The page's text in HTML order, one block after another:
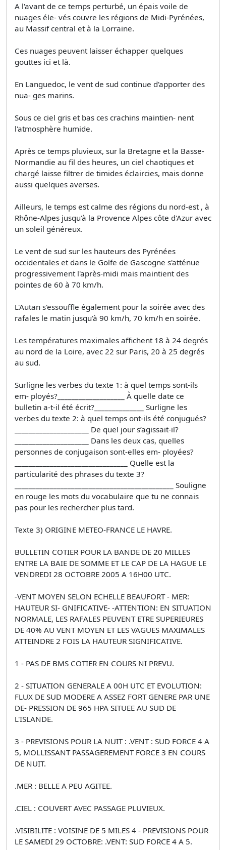
A l'avant de ce temps perturbé, un épais voile de
nuages éle- vés couvre les régions de Midi-Pyrénées,
au Massif central et à la Lorraine.
Ces nuages peuvent laisser échapper quelques
gouttes ici et là.
En Languedoc, le vent de sud continue d'apporter des
nua- ges marins.
Sous ce ciel gris et bas ces crachins maintien- nent
l'atmosphère humide.
Après ce temps pluvieux, sur la Bretagne et la Basse-
Normandie au fil des heures, un ciel chaotiques et
chargé laisse filtrer de timides éclaircies, mais donne
aussi quelques averses.
Ailleurs, le temps est calme des régions du nord-est , à
Rhône-Alpes jusqu'à la Provence Alpes côte d'Azur avec
un soleil généreux.
Le vent de sud sur les hauteurs des Pyrénées
occidentales et dans le Golfe de Gascogne s'atténue
progressivement l'après-midi mais maintient des
pointes de 60 à 70 km/h.
L'Autan s'essouffle également pour la soirée avec des
rafales le matin jusqu'à 90 km/h, 70 km/h en soirée.
Les températures maximales affichent 18 à 24 degrés
au nord de la Loire, avec 22 sur Paris, 20 à 25 degrés
au sud.
Surligne les verbes du texte 1: à quel temps sont-ils
em- ployés?___________________ À quelle date ce
bulletin a-t-il été écrit?______________ Surligne les
verbes du texte 2: à quel temps ont-ils été conjugués?
_____________________ De quel jour s’agissait-il?
_____________________ Dans les deux cas, quelles
personnes de conjugaison sont-elles em- ployées?
________________________________ Quelle est la
particularité des phrases du texte 3?
_____________________________________________ Souligne
en rouge les mots du vocabulaire que tu ne connais
pas pour les rechercher plus tard.
Texte 3) ORIGINE METEO-FRANCE LE HAVRE.
BULLETIN COTIER POUR LA BANDE DE 20 MILLES
ENTRE LA BAIE DE SOMME ET LE CAP DE LA HAGUE LE
VENDREDI 28 OCTOBRE 2005 A 16H00 UTC.
-VENT MOYEN SELON ECHELLE BEAUFORT - MER:
HAUTEUR SI- GNIFICATIVE- -ATTENTION: EN SITUATION
NORMALE, LES RAFALES PEUVENT ETRE SUPERIEURES
DE 40% AU VENT MOYEN ET LES VAGUES MAXIMALES
ATTEINDRE 2 FOIS LA HAUTEUR SIGNIFICATIVE.
1 - PAS DE BMS COTIER EN COURS NI PREVU.
2 - SITUATION GENERALE A 00H UTC ET EVOLUTION:
FLUX DE SUD MODERE A ASSEZ FORT GENERE PAR UNE
DE- PRESSION DE 965 HPA SITUEE AU SUD DE
L'ISLANDE.
3 - PREVISIONS POUR LA NUIT : .VENT : SUD FORCE 4 A
5, MOLLISSANT PASSAGEREMENT FORCE 3 EN COURS
DE NUIT.
.MER : BELLE A PEU AGITEE.
.CIEL : COUVERT AVEC PASSAGE PLUVIEUX.
.VISIBILITE : VOISINE DE 5 MILES 4 - PREVISIONS POUR
LE SAMEDI 29 OCTOBRE: .VENT: SUD FORCE 4 A 5.